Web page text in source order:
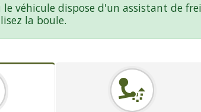
le véhicule dispose d'un assistant de
la boule.